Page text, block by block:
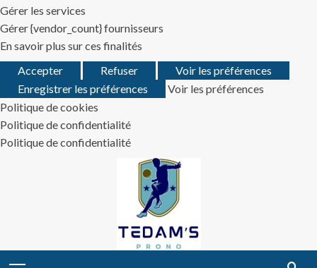
Gérer les services
Gérer {vendor_count} fournisseurs
En savoir plus sur ces finalités
Accepter
Refuser
Voir les préférences
Enregistrer les préférences
Voir les préférences
Politique de cookies
Politique de confidentialité
Politique de confidentialité